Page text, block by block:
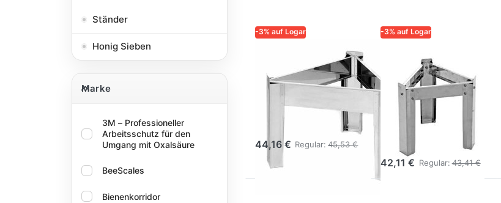
Ständer
Honig Sieben
Marke
Marke
3M – Professioneller
Arbeitsschutz für den
Umgang mit Oxalsäure
BeeScales
Bienenkorridor
-3% auf Logar
LOGAR – QUALITÄT UND
ZUVERLÄSSIGKEIT FÜR
Logar Ständer
für Behälter Ø
31 cm
44,16 € Regular: 45,53 €
-3% auf Logar
ZUVERLÄSSIGKEIT FÜR
Logar Ständer
für Behälter Ø
31 cm,
42,11 € Regular: 43,41 €